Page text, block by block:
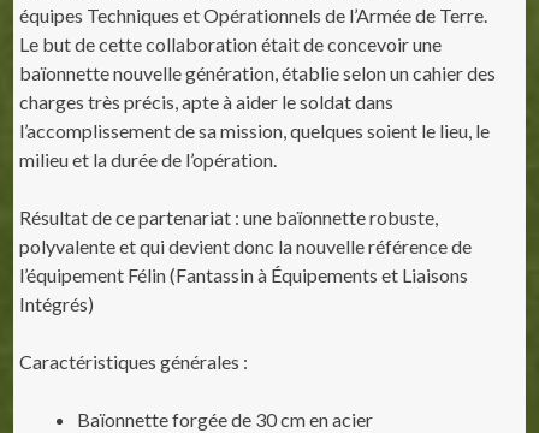
équipes Techniques et Opérationnels de l’Armée de Terre.
Le but de cette collaboration était de concevoir une
baïonnette nouvelle génération, établie selon un cahier des
charges très précis, apte à aider le soldat dans
l’accomplissement de sa mission, quelques soient le lieu, le
milieu et la durée de l’opération.
Résultat de ce partenariat : une baïonnette robuste,
polyvalente et qui devient donc la nouvelle référence de
l’équipement Félin (Fantassin à Équipements et Liaisons
Intégrés)
Caractéristiques générales :
Baïonnette forgée de 30 cm en acier